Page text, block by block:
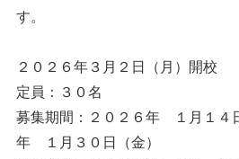
す。
２０２６年３月２日（月）開校
定員：３０名
募集期間：２０２６年 １月１４
年 １月３０日（金）